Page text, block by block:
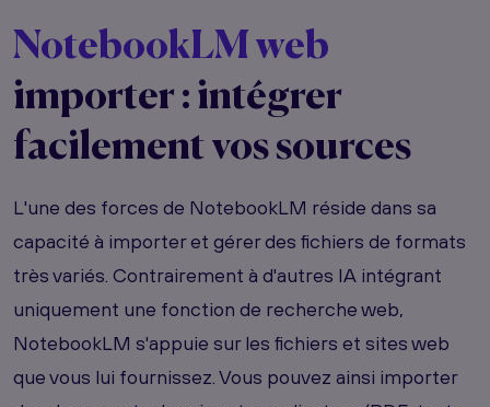
NotebookLM web
importer : intégrer
facilement vos sources
L'une des forces de NotebookLM réside dans sa
capacité à importer et gérer des fichiers de formats
très variés. Contrairement à d'autres IA intégrant
uniquement une fonction de recherche web,
NotebookLM s'appuie sur les fichiers et sites web
que vous lui fournissez. Vous pouvez ainsi importer